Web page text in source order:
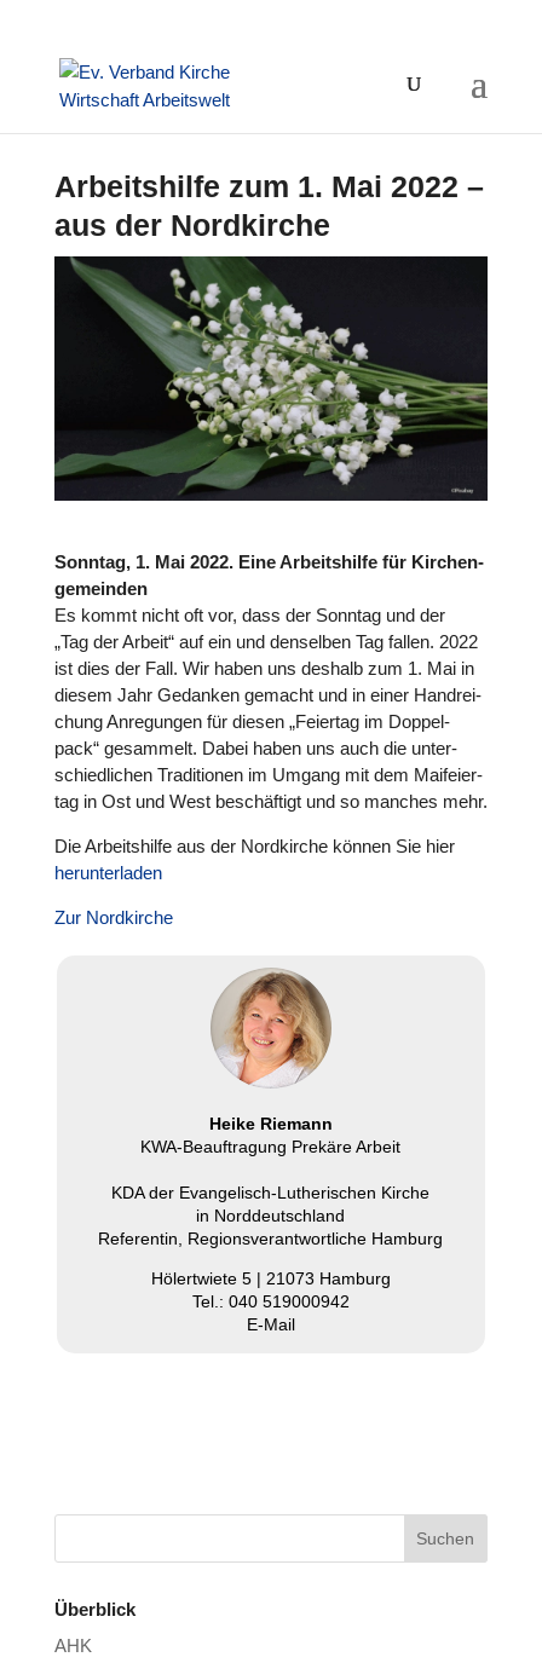
Arbeitshilfe zum 1. Mai 2022 –
aus der Nordkirche
Sonntag, 1. Mai 2022. Eine Arbeits­hilfe für Kir­chen­
ge­mein­den
Es kommt nicht oft vor, dass der Sonntag und der
„Tag der Arbeit“ auf ein und den­sel­ben Tag fallen. 2022
ist dies der Fall. Wir haben uns deshalb zum 1. Mai in
diesem Jahr Gedanken gemacht und in einer Hand­rei­
chung Anre­gun­gen für diesen „Feiertag im Dop­pel­
pack“ gesam­melt. Dabei haben uns auch die unter­
schied­li­chen Tra­di­tio­nen im Umgang mit dem Mai­fei­er­
tag in Ost und West beschäf­tigt und so manches mehr.
Die Arbeits­hilfe aus der Nord­kir­che können Sie hier
her­un­ter­la­den
Zur Nord­kir­che
Heike Riemann
KWA-Beauf­tra­gung Prekäre Arbeit
KDA der Evan­ge­lisch-Luthe­ri­schen Kirche
in Nord­deutsch­land
Refe­ren­tin, Regi­ons­ver­ant­wort­li­che Hamburg
Hölert­wiete 5 | 21073 Hamburg
Tel.: 040 519000942
E‑Mail
Überblick
AHK